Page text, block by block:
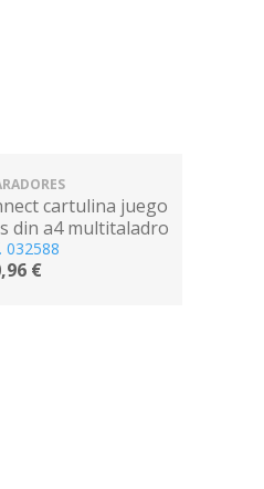
cartulina juego
din a4 multitaladro
032588
€